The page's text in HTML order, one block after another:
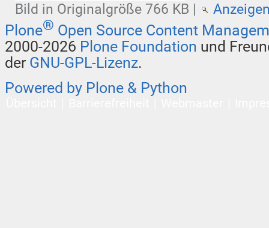
Bild in Originalgröße 766 KB |
Plone® Open Source Content
2000-2026 Plone Foundation und
der GNU-GPL-Lizenz.
Powered by Plone & Python